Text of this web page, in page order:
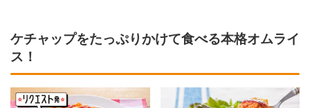
ケチャップをたっぷりかけて食べる本格オムライ
ス！